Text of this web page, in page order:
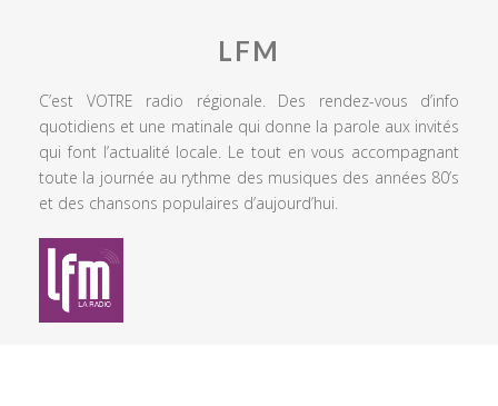
LFM
C’est VOTRE radio régionale. Des rendez-vous d’info
quotidiens et une matinale qui donne la parole aux invités
qui font l’actualité locale. Le tout en vous accompagnant
toute la journée au rythme des musiques des années 80’s
et des chansons populaires d’aujourd’hui.